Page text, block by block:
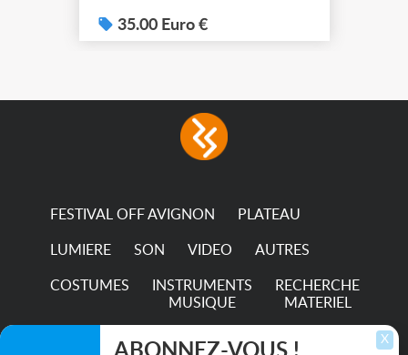
récupérer à Marseille
13012.
35.00 Euro €
FESTIVAL OFF AVIGNON PLATEAU
LUMIERE SON VIDEO AUTRES
COSTUMES
INSTRUMENTS
MUSIQUE
RECHERCHE
MATERIEL
TRANSPORTS X